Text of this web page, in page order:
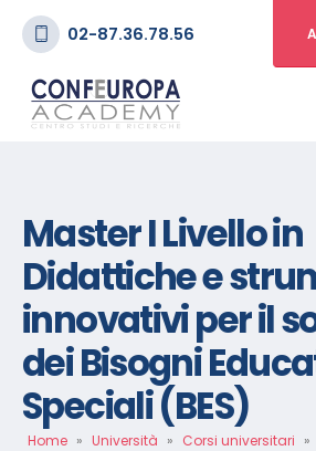
02-87.36.78.56
Master I Livello in
Didattiche e
innovativi per il
dei Bisogni
Speciali (BES)
Home » Università » Corsi universitari »